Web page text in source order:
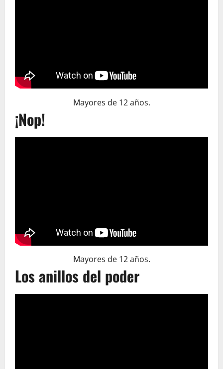
Mayores de 12 años.
¡Nop!
Mayores de 12 años.
Los anillos del poder